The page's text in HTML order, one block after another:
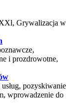
Grywalizacja w
i prozdrowotne,
pozyskiwanie
wprowadzenie do